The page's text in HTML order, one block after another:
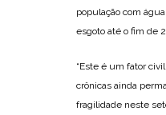
população com
esgoto até o fim de
“Este é um fator
crônicas ainda
fragilidade neste